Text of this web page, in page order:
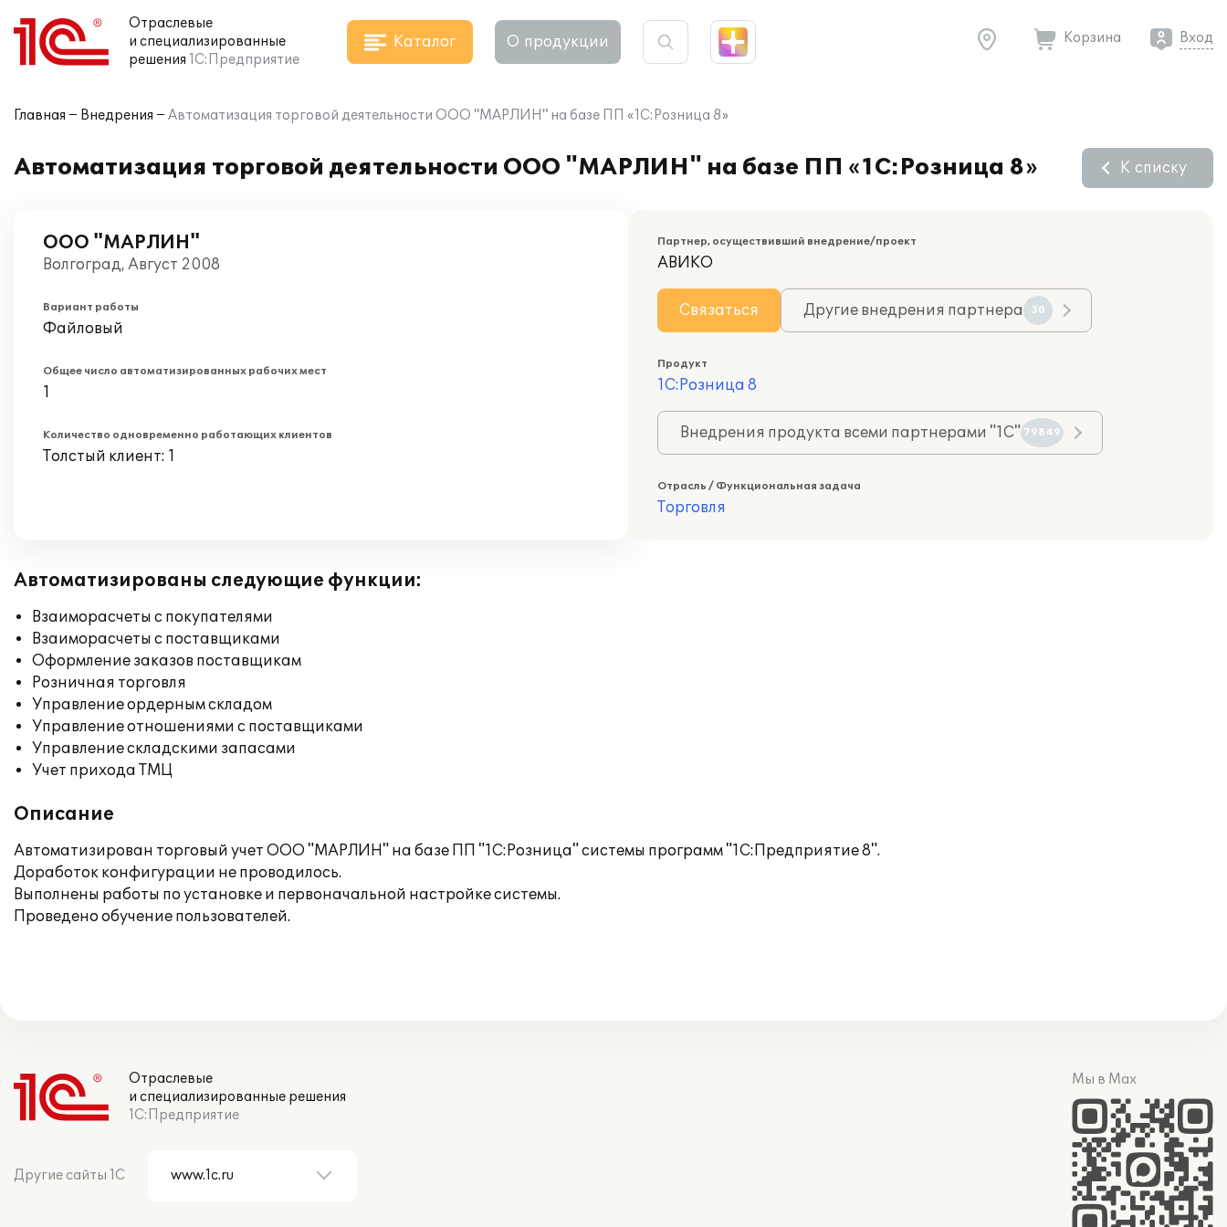
Отраслевые
и специализированные
решения 1С:Предприятие
Каталог О продукции Корзина Вход
Главная Внедрения Автоматизация торговой деятельности ООО "МАРЛИН" на базе ПП «1С:Розница 8»
Автоматизация торговой деятельности ООО "МАРЛИН" на базе ПП «1С:Розница 8» К списку
ООО "МАРЛИН"
Волгоград, Август 2008
Вариант работы
Файловый
Общее число автоматизированных рабочих мест
1
Количество одновременно работающих клиентов
Толстый клиент: 1
Партнер, осуществивший внедрение/проект
АВИКО
Связаться Другие внедрения партнера 30
Продукт
1С:Розница 8
Внедрения продукта всеми партнерами "1С" 79849
Отрасль / Функциональная задача
Торговля
Автоматизированы следующие функции:
Взаиморасчеты с покупателями
Взаиморасчеты с поставщиками
Оформление заказов поставщикам
Розничная торговля
Управление ордерным складом
Управление отношениями с поставщиками
Управление складскими запасами
Учет прихода ТМЦ
Описание
Автоматизирован торговый учет ООО "МАРЛИН" на базе ПП "1C:Розница" системы программ "1С:Предприятие 8".
Доработок конфигурации не проводилось.
Выполнены работы по установке и первоначальной настройке системы.
Проведено обучение пользователей.
Отраслевые
и специализированные решения
1С:Предприятие
Другие сайты 1С
Мы в Max